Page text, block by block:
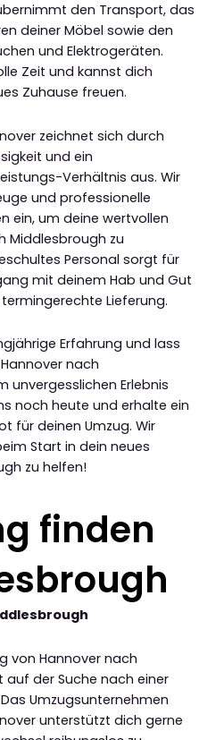
den Transport, das
deiner Möbel sowie den
und Elektrogeräten.
Zeit und kannst dich
Zuhause freuen.
zeichnet sich durch
und ein
Verhältnis aus. Wir
und professionelle
ein, um deine wertvollen
Middlesbrough zu
Personal sorgt für
mit deinem Hab und Gut
Lieferung.
Erfahrung und lass
nach
unvergesslichen Erlebnis
noch heute und erhalte ein
für deinen Umzug. Wir
Start in dein neues
zu helfen!
finden
von Hannover nach
der Suche nach einer
Umzugsunternehmen
unterstützt dich gerne